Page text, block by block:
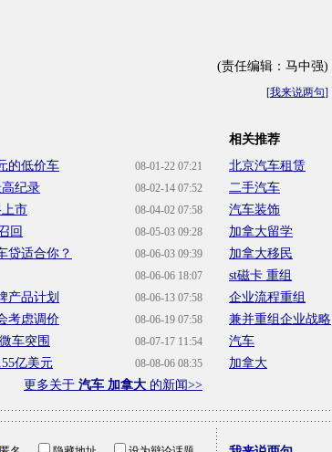
(责任编辑：马中强)
[我来说两句]
08-01-22 07:21
的低价车
08-02-14 07:52
纪录
08-04-02 07:58
市
08-05-03 09:28
回
08-06-03 09:39
贷适合你？
08-06-06 18:07
08-06-13 07:58
产品计划
08-06-19 07:58
考虑调价
08-07-17 11:54
车突围
08-08-06 08:35
亿美元
更多关于 汽车 加拿大 的新闻>>
相关推荐
北京汽车租赁
二手汽车
汽车装饰
加拿大留学
加拿大移民
st磁卡 重组
企业流程重组
兼并重组企业战略
汽车
加拿大